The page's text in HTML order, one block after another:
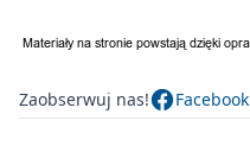
Zaobserwuj nas! Facebook